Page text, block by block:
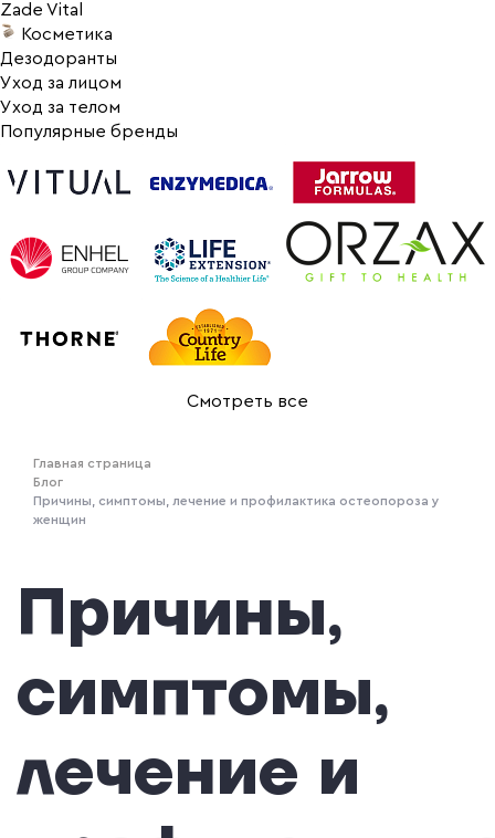
Zade Vital
Косметика
Дезодоранты
Уход за лицом
Уход за телом
Популярные бренды
Смотреть все
Главная страница
Блог
Причины, симптомы, лечение и профилактика остеопороза у
женщин
Причины,
симптомы,
лечение и